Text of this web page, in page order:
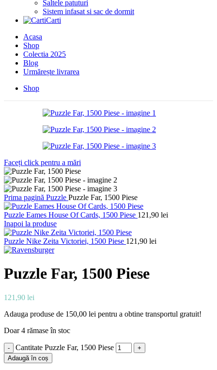
Saltele patuturi
Sistem infasat si sac de dormit
Carti
Acasa
Shop
Colectia 2025
Blog
Urmărește livrarea
Shop
Faceți click pentru a mări
Prima pagină Puzzle Puzzle Far, 1500 Piese
Puzzle Eames House Of Cards, 1500 Piese 121,90 lei
Inapoi la produse
Puzzle Nike Zeita Victoriei, 1500 Piese 121,90 lei
Puzzle Far, 1500 Piese
121,90 lei
Adauga produse de 150,00 lei pentru a obtine transportul gratuit!
Doar 4 rămase în stoc
Cantitate Puzzle Far, 1500 Piese
Adaugă în coș